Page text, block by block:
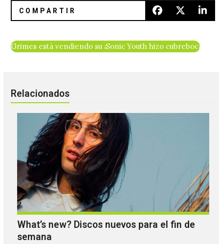
Grimes está vendiendo su alma como parte de su nueva
Sonic Youth hizo cubrebocas
Relacionados
What’s new? Discos nuevos para el fin de
semana